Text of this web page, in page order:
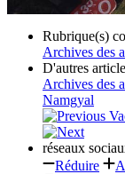
Rubrique(s)
Archives des
D'autres
Archives des
Namgyal
réseaux
Réduire